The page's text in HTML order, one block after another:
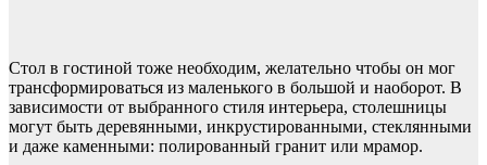
Стол в гостиной тоже необходим, желательно чтобы он мог
трансформироваться из маленького в большой и наоборот. В
зависимости от выбранного стиля интерьера, столешницы
могут быть деревянными, инкрустированными, стеклянными
и даже каменными: полированный гранит или мрамор.